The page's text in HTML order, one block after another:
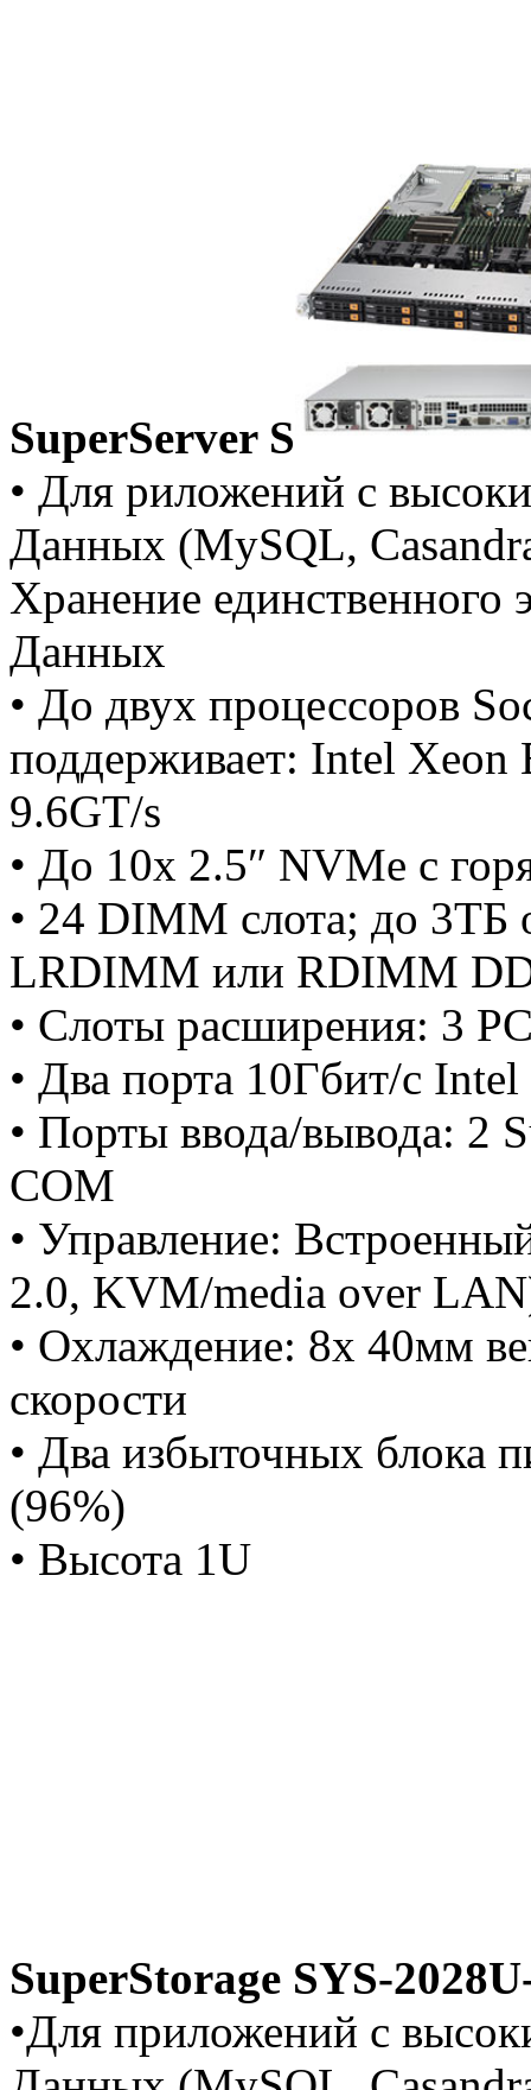
SuperServer S
• Для риложений с
Данных (MySQL,
Хранение единственного
Данных
• До двух процессоров
поддерживает: Intel
9.6GT/s
• До 10x 2.5″ NVMe с
• 24 DIMM слота; до 3ТБ
LRDIMM или RDIMM
• Слоты расширения: 3
• Два порта 10Гбит/с
• Порты ввода/вывода: 2
COM
• Управление:
2.0, KVM/media over
• Охлаждение: 8x 40мм
скорости
• Два избыточных блока
(96%)
• Высота 1U
SuperStorage SYS-
•Для приложений с